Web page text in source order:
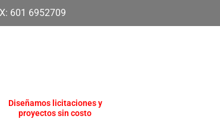
601 6952709
Diseñamos licitaciones y
proyectos sin costo